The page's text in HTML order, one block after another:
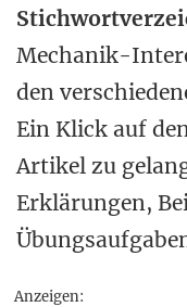
Mechanik-
den
Ein Klick auf
Artikel zu
Erklärungen,
Anzeigen: